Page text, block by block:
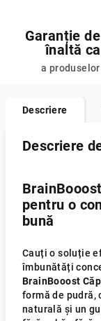
Garanție
înaltă
a
Descriere
Descriere
pentru o
bună
Cauți o soluție
îmbunătăți
BrainBooost
formă de pudră,
naturală și un